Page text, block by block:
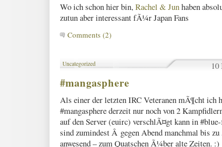
Wo ich schon hier bin,Rachel & Junhaben
zutun aber interessant fÃ¼r Japan Fans
Comments (2)
Uncategorized
#mangasphere
икони
мека
мебел
икони
Als einer der letzten IRC Veteranen mÃ¶cht ich
#mangasphere derzeit nur noch von 2
auf den Server (euirc) verschlÃ¤gt kann in
sind zumindest Â gegen Abend manchmal bis zu
anwesend – zum Quatschen Ã¼ber alte Zeiten. :)